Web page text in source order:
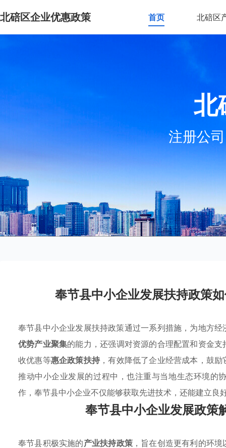
北碚区企业优惠政策 首页 北碚区
北
注册公
奉节县中小企业发展扶持政策
奉节县中小企业发展扶持政策通过一系列措施，为地方
优势产业聚集的能力，还强调对资源的合理配置和资金
收优惠等惠企政策扶持 ，有效降低了企业经营成本，鼓
推动中小企业发展的过程中，也注重与当地生态环境的
作，奉节县中小企业不仅能够获取先进技术，还能建立
奉节县中小企业发展政策
奉节县积极实施的产业扶持政策，旨在创造更有利的环